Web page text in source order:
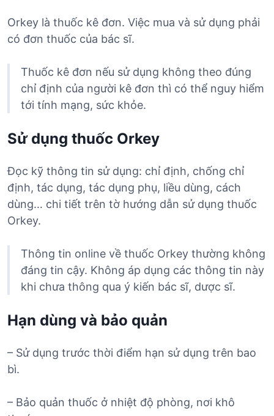
Orkey là thuốc kê đơn. Việc mua và sử dụng phải
có đơn thuốc của bác sĩ.
Thuốc kê đơn nếu sử dụng không theo đúng
chỉ định của người kê đơn thì có thể nguy hiểm
tới tính mạng, sức khỏe.
Sử dụng thuốc Orkey
Đọc kỹ thông tin sử dụng: chỉ định, chống chỉ
định, tác dụng, tác dụng phụ, liều dùng, cách
dùng… chi tiết trên tờ hướng dẫn sử dụng thuốc
Orkey.
Thông tin online về thuốc Orkey thường không
đáng tin cậy. Không áp dụng các thông tin này
khi chưa thông qua ý kiến bác sĩ, dược sĩ.
Hạn dùng và bảo quản
– Sử dụng trước thời điểm hạn sử dụng trên bao
bì.
– Bảo quản thuốc ở nhiệt độ phòng, nơi khô